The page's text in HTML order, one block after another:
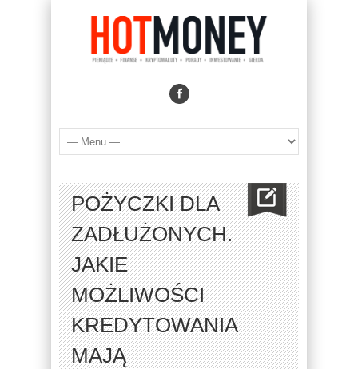
POŻYCZKI DLA
ZADŁUŻONYCH.
JAKIE
MOŻLIWOŚCI
KREDYTOWANIA
MAJĄ